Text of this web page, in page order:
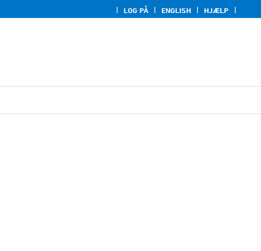
LOG PÅ ENGLISH HJÆLP